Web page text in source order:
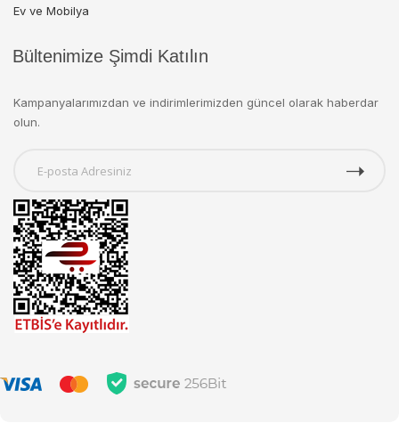
Ev ve Mobilya
Bültenimize Şimdi Katılın
Kampanyalarımızdan ve indirimlerimizden güncel olarak haberdar
olun.